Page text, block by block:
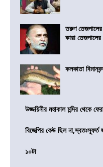
তরুণ
কারা তেজপালের
কলকাতা
উজ্জয়িনীর মহাকাল মন্দির থেকে
বিজেপির কেউ ছিল না,স্বতঃস্ফূর্ত
১০টা